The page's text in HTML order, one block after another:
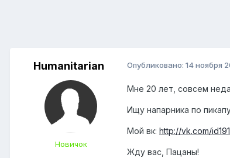
Humanitarian
Новичок
Опубликовано: 14 ноября
Мне 20 лет, совсем
Ищу напарника по
Мой вк: http://vk.com/
Жду вас, Пацаны!